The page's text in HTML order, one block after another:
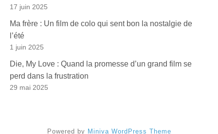
17 juin 2025
Ma frère : Un film de colo qui sent bon la nostalgie de
l’été
1 juin 2025
Die, My Love : Quand la promesse d’un grand film se
perd dans la frustration
29 mai 2025
Powered by Miniva WordPress Theme